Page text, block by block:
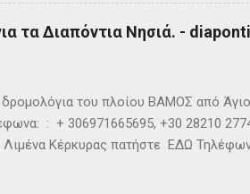
τη προσπάθεια. 👉
τα Διαπόντια Νησιά. -
του πλοίου ΒΑΜΟΣ από
: + 306971665695, +30 28210
Λιμένα Κέρκυρας πατήστε ΕΔΩ
👉Ακολουθήστε μας στο